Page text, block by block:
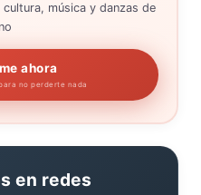
música y danzas de
ahora
no perderte nada
en redes